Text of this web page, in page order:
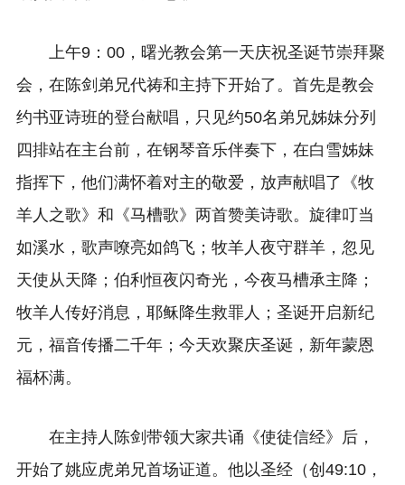
上午9：00，曙光教会第一天庆祝圣诞节崇拜聚
会，在陈剑弟兄代祷和主持下开始了。首先是教会
约书亚诗班的登台献唱，只见约50名弟兄姊妹分列
四排站在主台前，在钢琴音乐伴奏下，在白雪姊妹
指挥下，他们满怀着对主的敬爱，放声献唱了《牧
羊人之歌》和《马槽歌》两首赞美诗歌。旋律叮当
如溪水，歌声嘹亮如鸽飞；牧羊人夜守群羊，忽见
天使从天降；伯利恒夜闪奇光，今夜马槽承主降；
牧羊人传好消息，耶稣降生救罪人；圣诞开启新纪
元，福音传播二千年；今天欢聚庆圣诞，新年蒙恩
福杯满。
在主持人陈剑带领大家共诵《使徒信经》后，
开始了姚应虎弟兄首场证道。他以圣经（创49:10，